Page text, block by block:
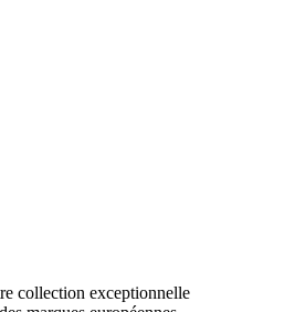
collection exceptionnelle